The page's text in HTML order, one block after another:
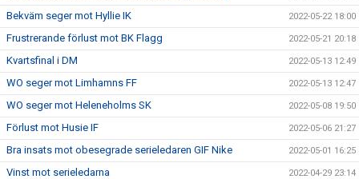
Bekväm seger mot Hyllie IK 2022-05-22 18:00
Frustrerande förlust mot BK Flagg 2022-05-21 20:18
Kvartsfinal i DM 2022-05-13 12:49
WO seger mot Limhamns FF 2022-05-13 12:47
WO seger mot Heleneholms SK 2022-05-08 19:50
Förlust mot Husie IF 2022-05-06 21:27
Bra insats mot obesegrade serieledaren GIF Nike 2022-05-01 16:25
Vinst mot serieledarna 2022-04-29 23:14